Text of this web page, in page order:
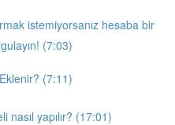
istemiyorsanız hesaba bir
(7:03)
(7:11)
yapılır? (17:01)